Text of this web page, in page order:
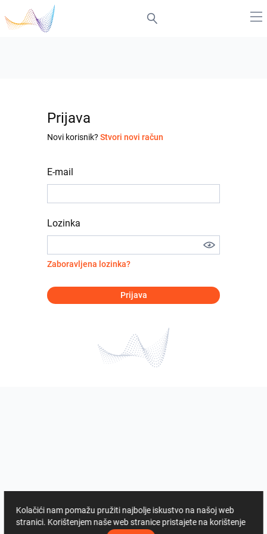
Prijava
Novi korisnik? Stvori novi račun
E-mail
Lozinka
Zaboravljena lozinka?
Prijava
Kolačići nam pomažu pružiti najbolje iskustvo na našoj web
stranici. Korištenjem naše web stranice pristajete na korištenje